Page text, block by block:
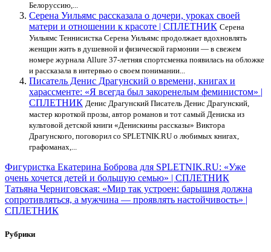
Белоруссию,...
Серена Уильямс рассказала о дочери, уроках своей
матери и отношении к красоте | СПЛЕТНИК Серена
Уильямс Теннисистка Серена Уильямс продолжает вдохновлять
женщин жить в душевной и физической гармонии — в свежем
номере журнала Аllure 37-летняя спортсменка появилась на обложке
и рассказала в интервью о своем понимании...
Писатель Денис Драгунский о времени, книгах и
харассменте: «Я всегда был закоренелым феминистом» |
СПЛЕТНИК Денис Драгунский Писатель Денис Драгунский,
мастер короткой прозы, автор романов и тот самый Дениска из
культовой детской книги «Денискины рассказы» Виктора
Драгунского, поговорил со SPLETNIK.RU о любимых книгах,
графоманах,...
Навигация
по
записям
Фигуристка Екатерина Боброва для SPLETNIK.RU: «Уже
очень хочется детей и большую семью» | СПЛЕТНИК
Татьяна Черниговская: «Мир так устроен: барышня должна
сопротивляться, а мужчина — проявлять настойчивость» |
СПЛЕТНИК
Рубрики